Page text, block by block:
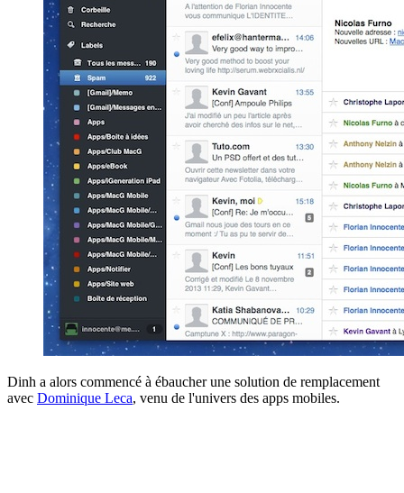
Dinh a alors commencé à ébaucher une solution de remplacement
avec Dominique Leca, venu de l'univers des apps mobiles.